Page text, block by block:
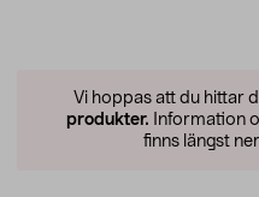
Vi hoppas att du hittar
produkter. Information
finns längst